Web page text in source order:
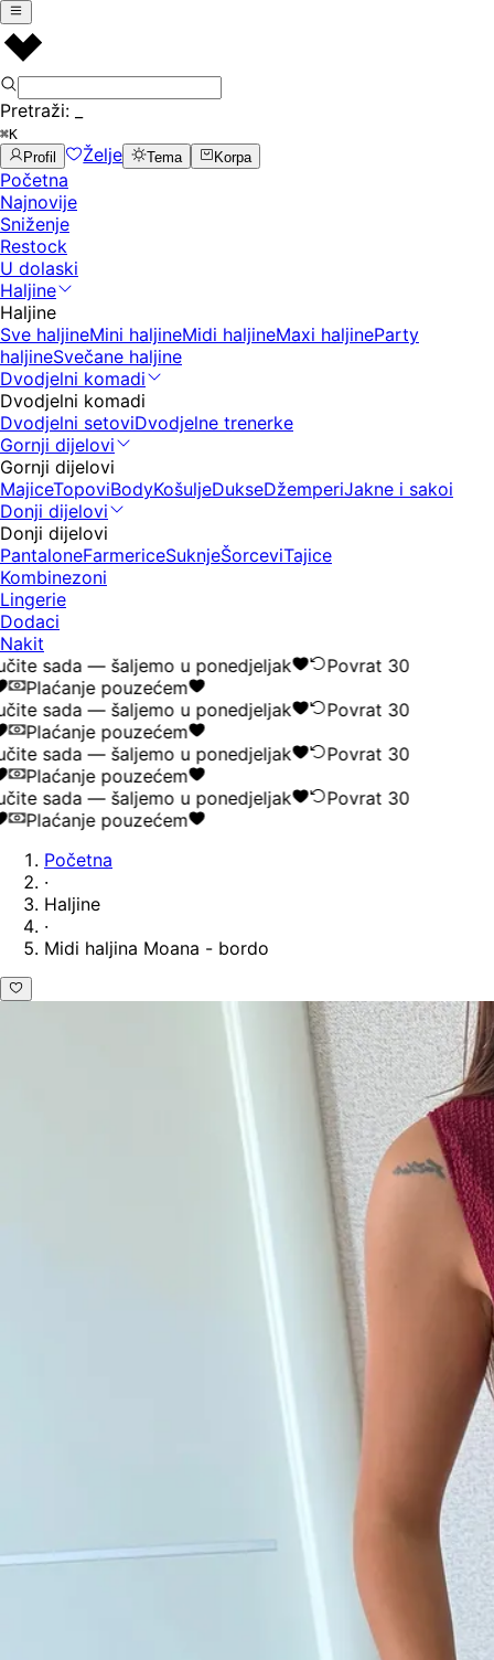
Pretraži:
⌘K
Profil
Želje Tema Korpa
Početna
Najnovije
Sniženje
Restock
U dolaski
Haljine
Haljine
Sve haljineMini haljineMidi haljineMaxi haljineParty
haljineSvečane haljine
Dvodjelni komadi
Dvodjelni komadi
Dvodjelni setoviDvodjelne trenerke
Gornji dijelovi
Gornji dijelovi
MajiceTopoviBodyKošuljeDukseDžemperiJakne i sakoi
Donji dijelovi
Donji dijelovi
PantaloneFarmericeSuknjeŠorceviTajice
Kombinezoni
Lingerie
Dodaci
Nakit
sada — šaljemo u ponedjeljak
Povrat 30
Plaćanje pouzećem
sada — šaljemo u ponedjeljak
Povrat 30
Plaćanje pouzećem
sada — šaljemo u ponedjeljak
Povrat 30
Plaćanje pouzećem
sada — šaljemo u ponedjeljak
Povrat 30
Plaćanje pouzećem
Početna
·
Haljine
·
Midi haljina Moana - bordo